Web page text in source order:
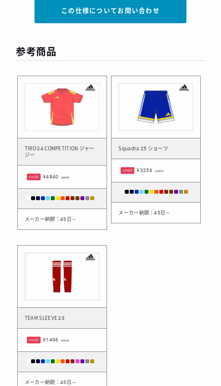
この仕様についてお問い合わせ
参考商品
TIRO 24 COMPETITION ジャー
ジー
20%OFF ¥4840 ¥6050
メーカー納期：45日～
Squadra 25 ショーツ
20%OFF ¥3256 ¥4070
メーカー納期：45日～
TEAM SLEEVE 23
20%OFF ¥1496 ¥1870
メーカー納期：45日～